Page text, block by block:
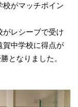
がマッチポイン
レシーブで受け
賀中学校に得点が
となりました。